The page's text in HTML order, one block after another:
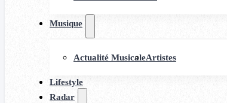
Musique
Actualité MusicaleArtistes
Lifestyle
Radar